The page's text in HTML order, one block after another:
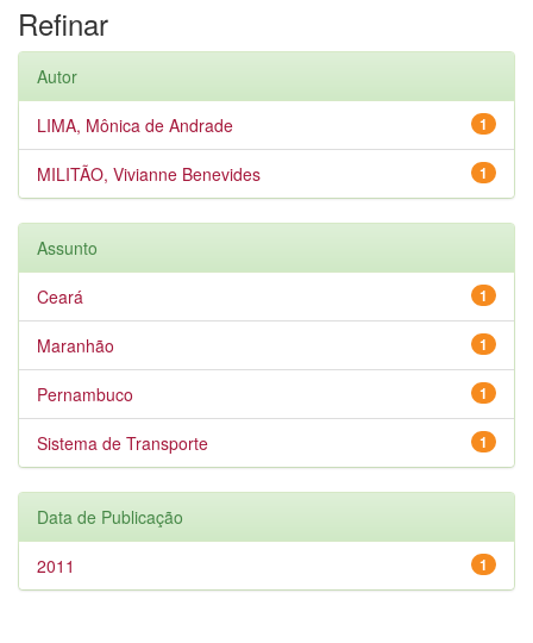
Refinar
Autor
1
LIMA, Mônica de Andrade
1
MILITÃO, Vivianne Benevides
Assunto
1
Ceará
1
Maranhão
1
Pernambuco
1
Sistema de Transporte
Data de Publicação
1
2011